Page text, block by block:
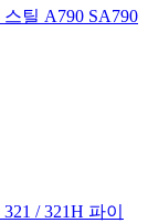
틸 A790 SA790
/ 321H 파이